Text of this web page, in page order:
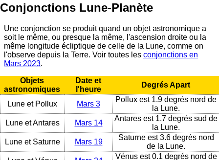
Conjonctions Lune-Planète
Une conjonction se produit quand un objet astronomique a
soit le même, ou presque la même, l'ascension droite ou la
même longitude écliptique de celle de la Lune, comme on
l'observe depuis la Terre. Voir toutes les conjonctions en
Mars 2023.
Objets
astronomiques
Date et
l'heure
Degrés Apart
Lune et Pollux Mars 3
Pollux est 1.9 degrés nord de
la Lune.
Lune et Antares
Mars 14
Antares est 1.7 degrés sud de
la Lune.
Lune et Saturne
Mars 19
Saturne est 3.6 degrés nord
de la Lune.
Vénus est 0.1 degrés nord de